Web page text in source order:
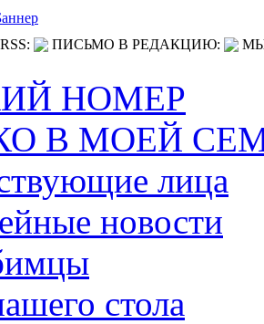
RSS: ПИСЬМО В РЕДАКЦИЮ:
НОМЕР
В МОЕЙ
лица
новости
стола